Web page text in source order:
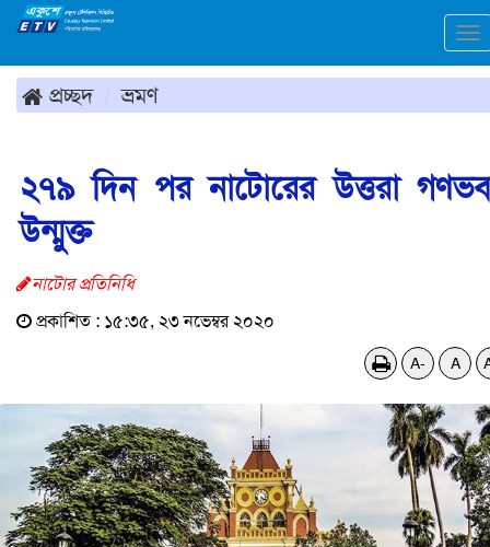
প্রচ্ছদ ভ্রমণ
২৭৯ দিন পর নাটোরের উত্তরা
উন্মুক্ত
নাটোর প্রতিনিধি
প্রকাশিত : ১৫:৩৫, ২৩ নভেম্বর ২০২০
A- A